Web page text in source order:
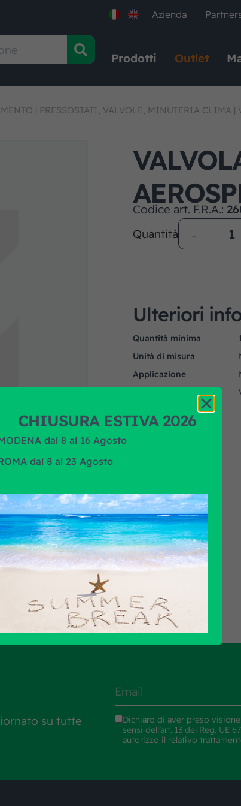
Azienda
Prodotti Outlet
| PRESSOSTATI, VALVOLE, MINUTERIA CLIMA |
Codice art. F.R.A.:
Quantità
Ulteriori
Quantità minima
Unità di misura
Applicazione
Scopri tutti i prodotti
su tutte
Dichiaro di aver preso
sensi dell’art. 13 del Reg. UE
autorizzo il relativo
CHIUSURA ESTIVA 2026
dal 8 al 16 Agosto
dal 8 al 23 Agosto